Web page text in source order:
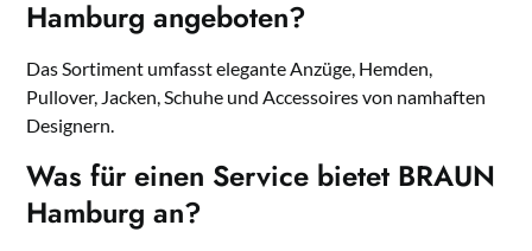
Hamburg angeboten?
Das Sortiment umfasst elegante Anzüge, Hemden,
Pullover, Jacken, Schuhe und Accessoires von namhaften
Designern.
Was für einen Service bietet BRAUN
Hamburg an?